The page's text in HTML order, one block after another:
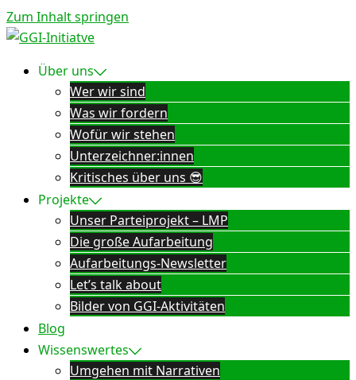
Zum Inhalt springen
Über uns
Wer wir sind
Was wir fordern
Wofür wir stehen
Unterzeichner:innen
Kritisches über uns 😎
Projekte
Unser Parteiprojekt – LMP
Die große Aufarbeitung
Aufarbeitungs-Newsletter
Let’s talk about
Bilder von GGI-Aktivitäten
Blog
Wissenswertes
Umgehen mit Narrativen